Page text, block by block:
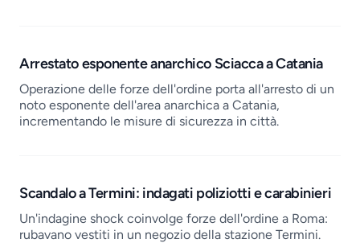
Arrestato esponente anarchico Sciacca a Catania
Operazione delle forze dell'ordine porta all'arresto di un
noto esponente dell'area anarchica a Catania,
incrementando le misure di sicurezza in città.
Scandalo a Termini: indagati poliziotti e carabinieri
Un'indagine shock coinvolge forze dell'ordine a Roma:
rubavano vestiti in un negozio della stazione Termini.